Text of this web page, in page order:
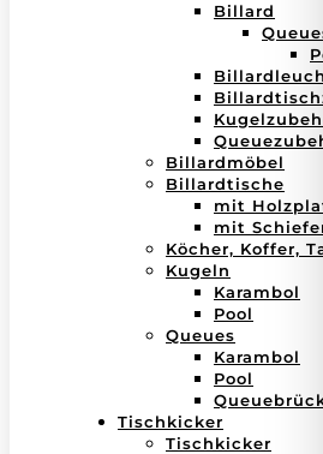
Billard
Billardmöbel
Billardtische
mit
mit
Köcher, Koffer,
Kugeln
Karambol
Pool
Queues
Karambol
Pool
Tischkicker
Tischkicker